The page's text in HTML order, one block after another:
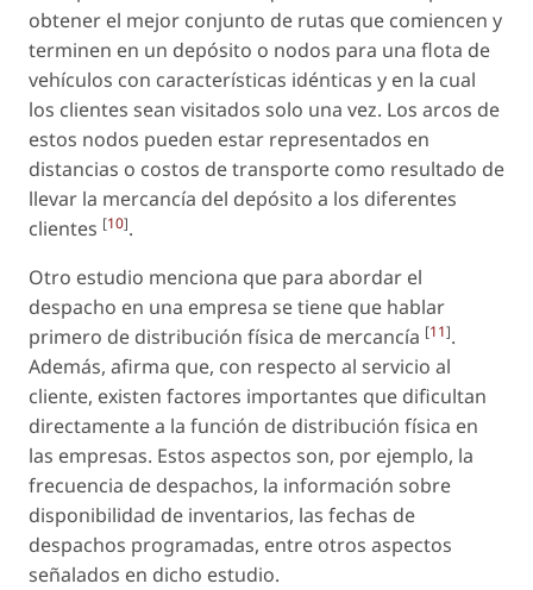
obtener el mejor conjunto de rutas que comiencen y
terminen en un depósito o nodos para una flota de
vehículos con características idénticas y en la cual
los clientes sean visitados solo una vez. Los arcos de
estos nodos pueden estar representados en
distancias o costos de transporte como resultado de
llevar la mercancía del depósito a los diferentes
clientes [10].
Otro estudio menciona que para abordar el
despacho en una empresa se tiene que hablar
primero de distribución física de mercancía [11].
Además, afirma que, con respecto al servicio al
cliente, existen factores importantes que dificultan
directamente a la función de distribución física en
las empresas. Estos aspectos son, por ejemplo, la
frecuencia de despachos, la información sobre
disponibilidad de inventarios, las fechas de
despachos programadas, entre otros aspectos
señalados en dicho estudio.